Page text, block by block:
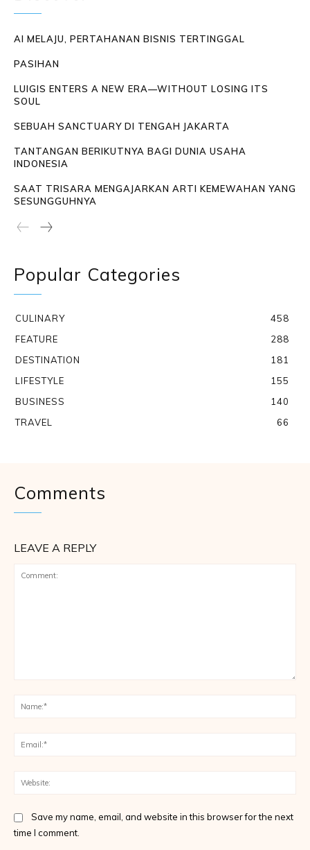
AI MELAJU, PERTAHANAN BISNIS TERTINGGAL
PASIHAN
LUIGIS ENTERS A NEW ERA—WITHOUT LOSING ITS
SOUL
SEBUAH SANCTUARY DI TENGAH JAKARTA
TANTANGAN BERIKUTNYA BAGI DUNIA USAHA
INDONESIA
SAAT TRISARA MENGAJARKAN ARTI KEMEWAHAN YANG
SESUNGGUHNYA
Popular Categories
CULINARY
458
FEATURE
288
DESTINATION
181
LIFESTYLE
155
BUSINESS
140
TRAVEL
66
Comments
LEAVE A REPLY
Save my name, email, and website in this browser for the next
time I comment.